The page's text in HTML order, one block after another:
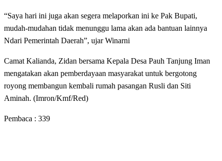
“Saya hari ini juga akan segera melaporkan ini ke Pak Bupati,
mudah-mudahan tidak menunggu lama akan ada bantuan lainnya
Ndari Pemerintah Daerah”, ujar Winarni
Camat Kalianda, Zidan bersama Kepala Desa Pauh Tanjung Iman
mengatakan akan pemberdayaan masyarakat untuk bergotong
royong membangun kembali rumah pasangan Rusli dan Siti
Aminah. (Imron/Kmf/Red)
Pembaca : 339